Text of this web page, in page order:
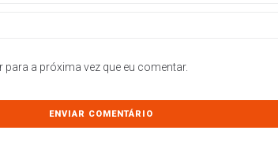
a próxima vez que eu comentar.